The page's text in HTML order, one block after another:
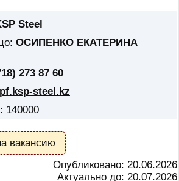
Steel
ОСИПЕНКО ЕКАТЕРИНА
273 87 60
steel.kz
140000
вакансию
Опубликовано: 20.06.2026
Актуально до: 20.07.2026